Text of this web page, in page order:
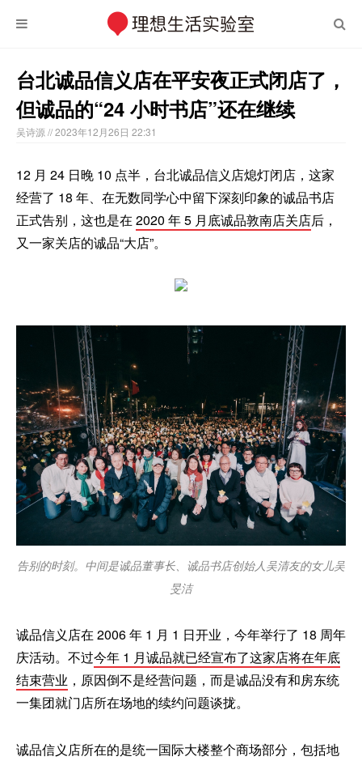
台北诚品信义店在平安夜正式闭店了，
但诚品的“24 小时书店”还在继续
吴诗源 // 2023年12月26日 22:31
12 月 24 日晚 10 点半，台北诚品信义店熄灯闭店，这家
经营了 18 年、在无数同学心中留下深刻印象的诚品书店
正式告别，这也是在 2020 年 5 月底诚品敦南店关店后，
又一家关店的诚品“大店”。
告别的时刻。中间是诚品董事长、诚品书店创始人吴清友的女儿吴
旻洁
诚品信义店在 2006 年 1 月 1 日开业，今年举行了 18 周年
庆活动。不过今年 1 月诚品就已经宣布了这家店将在年底
结束营业 ，原因倒不是经营问题，而是诚品没有和房东统
一集团就门店所在场地的续约问题谈拢。
诚品信义店所在的是统一国际大楼整个商场部分，包括地